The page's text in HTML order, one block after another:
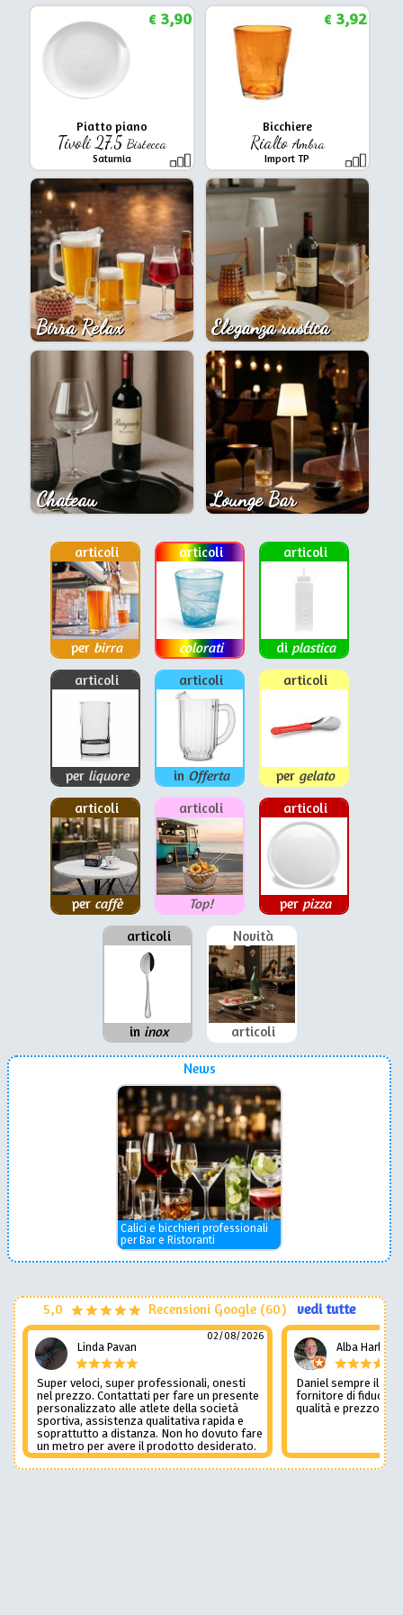
Piatto piano
Tivoli 27,5 Bistecca
Saturnia
€3,90
Bicchiere
Rialto Ambra
Import TP
€3,92
Birra Relax Eleganza rustica
Chateau Lounge Bar
articoli
per birra
articoli
colorati
articoli
di plastica
articoli
per liquore
articoli
in Offerta
articoli
per gelato
articoli
per caffè
articoli
Top!
articoli
per pizza
articoli
in inox
Novità
articoli
News
Calici e bicchieri professionali
per Bar e Ristoranti
5,0 Recensioni Google (60) vedi tutte
Linda Pavan
02/08/2026
Super veloci, super professionali, onesti
nel prezzo. Contattati per fare un presente
personalizzato alle atlete della società
sportiva, assistenza qualitativa rapida e
soprattutto a distanza. Non ho dovuto fare
un metro per avere il prodotto desiderato.
Una assistenza del genere è rara e
preziosa. Credo li contatterò ancora in
Alba Harley
Daniel sempre il
fornitore di fiducia
qualità e prezzo